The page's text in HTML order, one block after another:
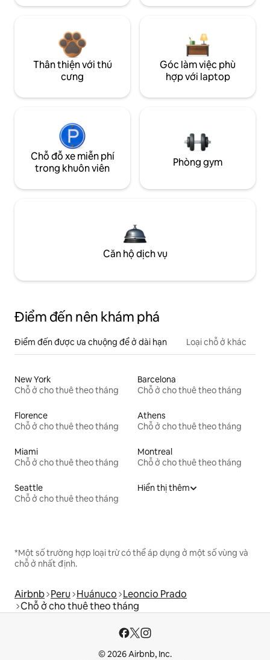
Thân thiện với thú
cưng
Góc làm việc phù
hợp với laptop
Chỗ đỗ xe miễn phí
trong khuôn viên
Phòng gym
Căn hộ dịch vụ
Điểm đến nên khám phá
Điểm đến được ưa chuộng để ở dài hạn Loại chỗ ở khác
New York
Chỗ ở cho thuê theo tháng
Barcelona
Chỗ ở cho thuê theo tháng
Florence
Chỗ ở cho thuê theo tháng
Athens
Chỗ ở cho thuê theo tháng
Miami
Chỗ ở cho thuê theo tháng
Montreal
Chỗ ở cho thuê theo tháng
Seattle
Chỗ ở cho thuê theo tháng
Hiển thị thêm
*Một số trường hợp loại trừ có thể áp dụng ở một số vùng và
chỗ ở nhất định.
Airbnb Peru Huánuco Leoncio Prado
Chỗ ở cho thuê theo tháng
© 2026 Airbnb, Inc.